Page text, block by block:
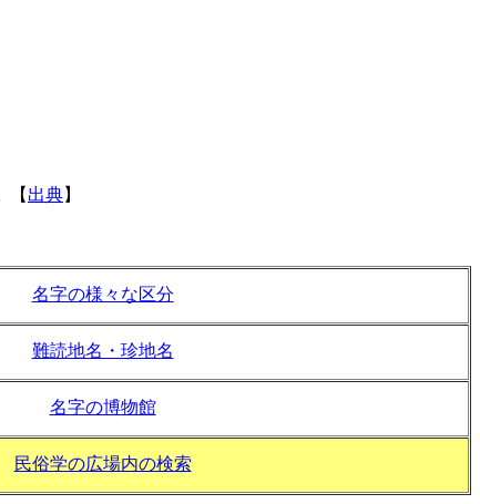
【 出典】
名字の様々な区分
難読地名・珍地名
名字の博物館
民俗学の広場内の検索